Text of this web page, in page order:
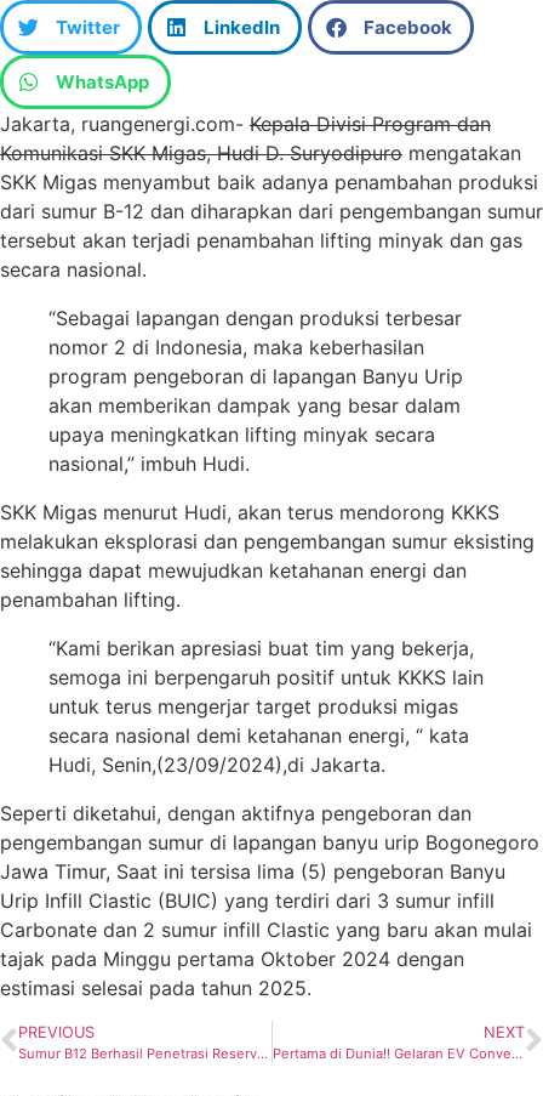
Twitter LinkedIn Facebook
WhatsApp
Jakarta, ruangenergi.com- Kepala Divisi Program dan
Komunikasi SKK Migas, Hudi D. Suryodipuro mengatakan
SKK Migas menyambut baik adanya penambahan produksi
dari sumur B-12 dan diharapkan dari pengembangan sumur
tersebut akan terjadi penambahan lifting minyak dan gas
secara nasional.
“Sebagai lapangan dengan produksi terbesar
nomor 2 di Indonesia, maka keberhasilan
program pengeboran di lapangan Banyu Urip
akan memberikan dampak yang besar dalam
upaya meningkatkan lifting minyak secara
nasional,” imbuh Hudi.
SKK Migas menurut Hudi, akan terus mendorong KKKS
melakukan eksplorasi dan pengembangan sumur eksisting
sehingga dapat mewujudkan ketahanan energi dan
penambahan lifting.
“Kami berikan apresiasi buat tim yang bekerja,
semoga ini berpengaruh positif untuk KKKS lain
untuk terus mengerjar target produksi migas
secara nasional demi ketahanan energi, “ kata
Hudi, Senin,(23/09/2024),di Jakarta.
Seperti diketahui, dengan aktifnya pengeboran dan
pengembangan sumur di lapangan banyu urip Bogonegoro
Jawa Timur, Saat ini tersisa lima (5) pengeboran Banyu
Urip Infill Clastic (BUIC) yang terdiri dari 3 sumur infill
Carbonate dan 2 sumur infill Clastic yang baru akan mulai
tajak pada Minggu pertama Oktober 2024 dengan
estimasi selesai pada tahun 2025.
PREVIOUS
Sumur B12 Berhasil Penetrasi Reservoir dengan Facies yang Sangat Baik, Kata SKK Migas
NEXT
Pertama di Dunia!! Gelaran EV Conversion Race 2024, Kementerian ESDM Tekankan Manfaat Konversi Motlis